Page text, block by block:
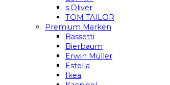
s.Oliver
TOM TAILOR
Premium Marken
Bassetti
Bierbaum
Erwin Müller
Estella
Ikea